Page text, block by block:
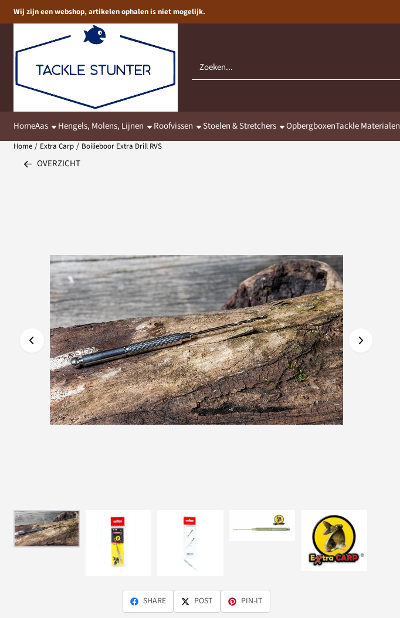
Cookievoorkeuren zijn momenteel gesloten.
Wij zijn een webshop, artikelen ophalen is niet mogelijk.
Zoeken
HomeAas Hengels, Molens, Lijnen Roofvissen Stoelen & Stretchers OpbergboxenTackle Materialen
Home / Extra Carp / Boilieboor Extra Drill RVS
OVERZICHT
SHARE POST PIN-IT